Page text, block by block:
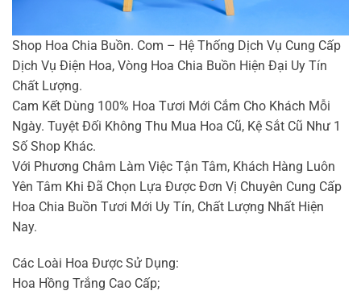
Shop Hoa Chia Buồn. Com – Hệ Thống Dịch Vụ Cung Cấp
Dịch Vụ Điện Hoa, Vòng Hoa Chia Buồn Hiện Đại Uy Tín
Chất Lượng.
Cam Kết Dùng 100% Hoa Tươi Mới Cắm Cho Khách Mỗi
Ngày. Tuyệt Đối Không Thu Mua Hoa Cũ, Kệ Sắt Cũ Như 1
Số Shop Khác.
Với Phương Châm Làm Việc Tận Tâm, Khách Hàng Luôn
Yên Tâm Khi Đã Chọn Lựa Được Đơn Vị Chuyên Cung Cấp
Hoa Chia Buồn Tươi Mới Uy Tín, Chất Lượng Nhất Hiện
Nay.
Các Loài Hoa Được Sử Dụng:
Hoa Hồng Trắng Cao Cấp;